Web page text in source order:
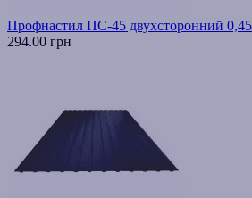
Профнастил ПС-45 двухсторонний
294.00 грн